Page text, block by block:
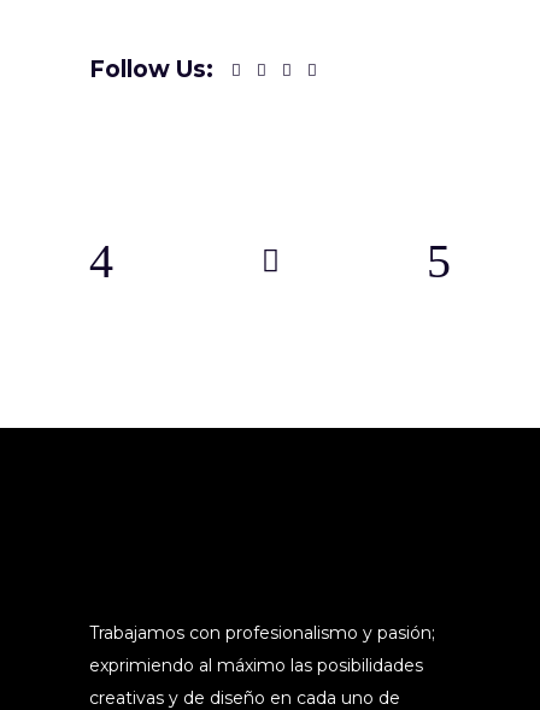
Follow Us:
Trabajamos con profesionalismo y pasión;
exprimiendo al máximo las posibilidades
creativas y de diseño en cada uno de